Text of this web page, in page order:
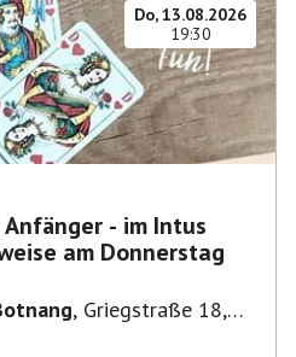
Do, 13.08.2026
19:30
- im Intus
am Donnerstag
, Griegstraße 18,